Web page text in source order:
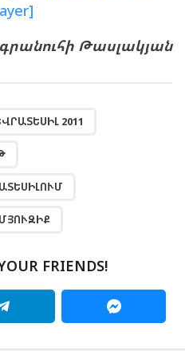
Թասլակյան
2011
FRIENDS!